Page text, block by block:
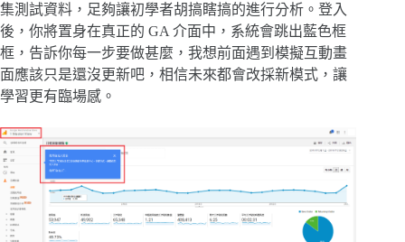
集測試資料，足夠讓初學者胡搞瞎搞的進行分析。登入
後，你將置身在真正的 GA 介面中，系統會跳出藍色框
框，告訴你每一步要做甚麼，我想前面遇到模擬互動畫
面應該只是還沒更新吧，相信未來都會改採新模式，讓
學習更有臨場感。